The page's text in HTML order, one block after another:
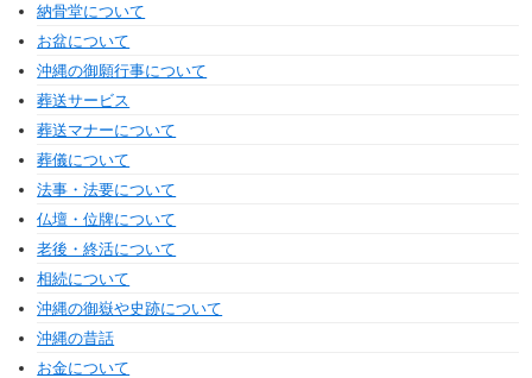
納骨堂について
お盆について
沖縄の御願行事について
葬送サービス
葬送マナーについて
葬儀について
法事・法要について
仏壇・位牌について
老後・終活について
相続について
沖縄の御嶽や史跡について
沖縄の昔話
お金について